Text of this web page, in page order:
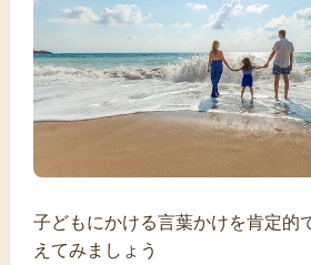
子どもにかける言葉かけを肯定的
えてみましょう